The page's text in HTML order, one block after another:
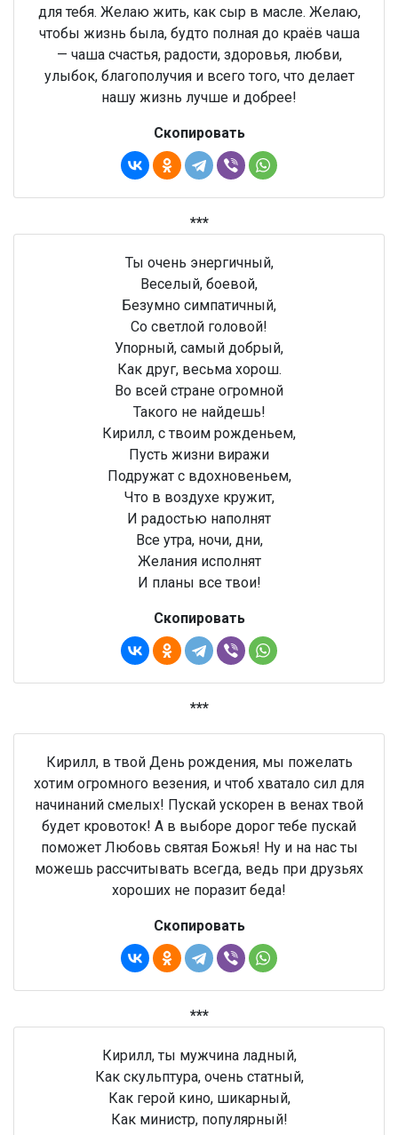
для тебя. Желаю жить, как сыр в масле. Желаю,
чтобы жизнь была, будто полная до краёв чаша
— чаша счастья, радости, здоровья, любви,
улыбок, благополучия и всего того, что делает
нашу жизнь лучше и добрее!
Скопировать
***
Ты очень энергичный,
Веселый, боевой,
Безумно симпатичный,
Со светлой головой!
Упорный, самый добрый,
Как друг, весьма хорош.
Во всей стране огромной
Такого не найдешь!
Кирилл, с твоим рожденьем,
Пусть жизни виражи
Подружат с вдохновеньем,
Что в воздухе кружит,
И радостью наполнят
Все утра, ночи, дни,
Желания исполнят
И планы все твои!
Скопировать
***
Кирилл, в твой День рождения, мы пожелать
хотим огромного везения, и чтоб хватало сил для
начинаний смелых! Пускай ускорен в венах твой
будет кровоток! А в выборе дорог тебе пускай
поможет Любовь святая Божья! Ну и на нас ты
можешь рассчитывать всегда, ведь при друзьях
хороших не поразит беда!
Скопировать
***
Кирилл, ты мужчина ладный,
Как скульптура, очень статный,
Как герой кино, шикарный,
Как министр, популярный!